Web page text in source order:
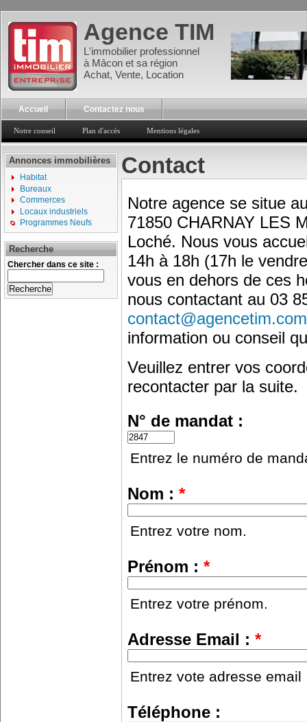
Agence TIM
L'immobilier professionnel
à Mâcon et sa région
Achat, Vente, Location
Accueil Contactez nous
Notre conseil Plan d'accès Mentions légales
Annonces immobilières
Habitat
Bureaux
Commerces
Locaux industriels
Programmes Neufs
Recherche
Chercher dans ce site :
Contact
Notre agence se situe
71850 CHARNAY LES
Loché. Nous vous
14h à 18h (17h le
vous en dehors de ces
nous contactant au 03
contact@agencetim.com
information ou conseil
Veuillez entrer vos
recontacter par la suite.
N° de mandat :
Entrez le numéro de
Nom : *
Entrez votre nom.
Prénom : *
Entrez votre prénom.
Adresse Email : *
Entrez vote adresse email
Téléphone :